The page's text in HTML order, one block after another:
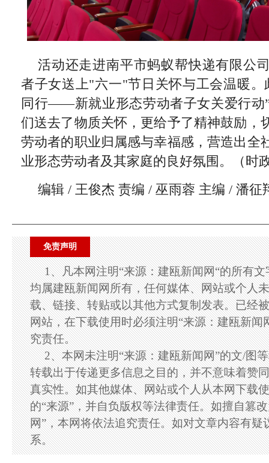
活动还走进南平市蚂蚁帮快递有限公
者子女送上"六一"节日关怀与工会温暖。
同行——新就业形态劳动者子女关爱行动
们送去了物质关怀，更给予了精神鼓励，
劳动者的职业归属感与幸福感，营造出全
业形态劳动者及其家庭的良好氛围。（时
编辑 / 王俊杰 责编 / 巫雨蓉 主编 / 潘征
免责声明
1、凡本网注明“来源：建瓯新闻网“的所有
均属建瓯新闻网所有，任何媒体、网站或个人
载、链接、转贴或以其他方式复制发表。已经
网站，在下载使用时必须注明“来源：建瓯新闻
究责任。
2、本网未注明“来源：建瓯新闻网”的文/图
转载出于传递更多信息之目的，并不意味着赞
真实性。如其他媒体、网站或个人从本网下载
的“来源”，并自负版权等法律责任。如擅自篡
网”，本网将依法追究责任。如对文章内容有疑
系。